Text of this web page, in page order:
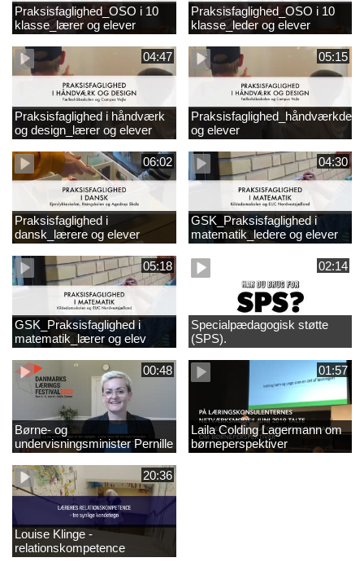
Praksisfaglighed_OSO i 10
klasse_lærer og elever
Praksisfaglighed_OSO i 10
klasse_leder og elever
04:47
Praksisfaglighed i håndværk
og design_lærer og elever
05:15
og elever
06:02
Praksisfaglighed i
dansk_lærere og elever
04:30
GSK_Praksisfaglighed i
matematik_ledere og elever
05:18
GSK_Praksisfaglighed i
matematik_lærer og elev
02:14
Specialpædagogisk støtte
(SPS).
00:48
Børne- og
undervisningsminister Pernille
Rosenkrantz-Theil inviterer til
DKLF 2020
01:57
Laila Colding Lagermann om
børneperspektiver
20:36
Louise Klinge -
relationskompetence